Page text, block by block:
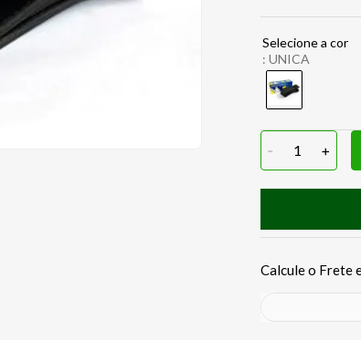
: UNICA
- 1 +